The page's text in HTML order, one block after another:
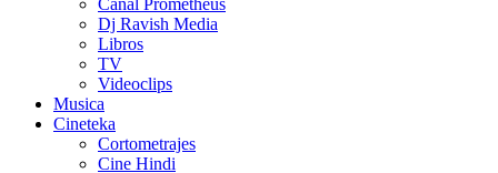
Canal Prometheus
Dj Ravish Media
Libros
TV
Videoclips
Musica
Cineteka
Cortometrajes
Cine Hindi